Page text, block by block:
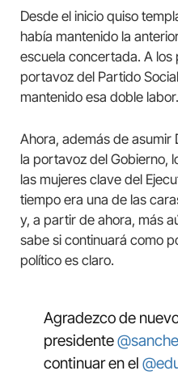
Desde el inicio quiso
había mantenido la
escuela concertada. A
portavoz del Partido
mantenido esa doble labor.
Ahora, además de asumir
la portavoz del Gobierno,
las mujeres clave del
tiempo era una de las
y, a partir de ahora, más
sabe si continuará como
político es claro.
Agradezco de
presidente
continuar en el